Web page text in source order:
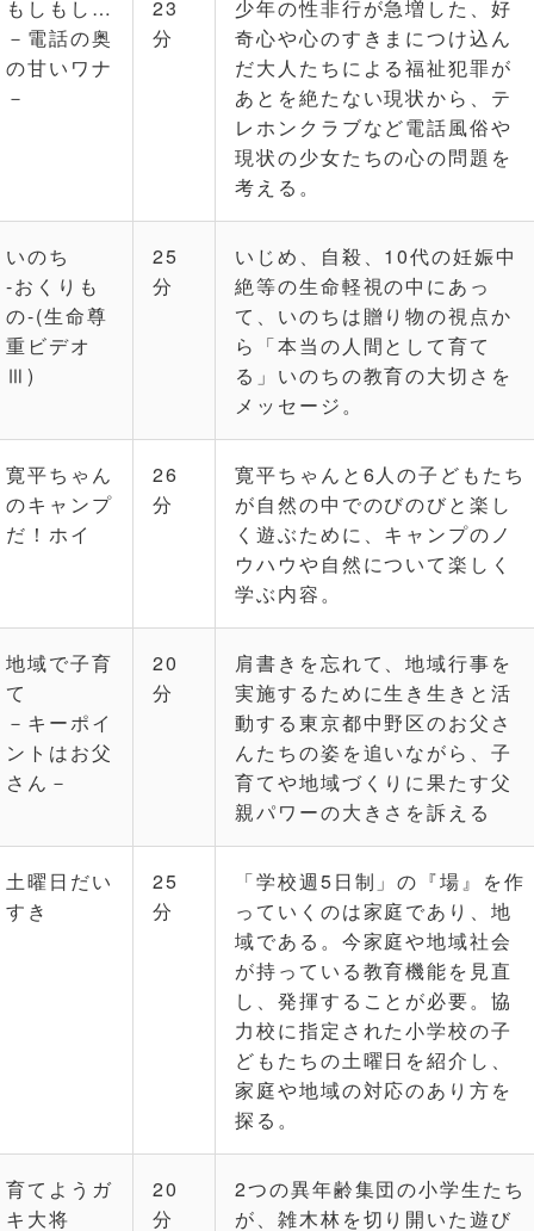
もしもし…
－電話の奥
の甘いワナ
－
23
分
少年の性非行が急増した、好
奇心や心のすきまにつけ込ん
だ大人たちによる福祉犯罪が
あとを絶たない現状から、テ
レホンクラブなど電話風俗や
現状の少女たちの心の問題を
考える。
いのち
-おくりも
の-(生命尊
重ビデオ
Ⅲ)
25
分
いじめ、自殺、10代の妊娠中
絶等の生命軽視の中にあっ
て、いのちは贈り物の視点か
ら「本当の人間として育て
る」いのちの教育の大切さを
メッセージ。
寛平ちゃん
のキャンプ
だ！ホイ
26
分
寛平ちゃんと6人の子どもたち
が自然の中でのびのびと楽し
く遊ぶために、キャンプのノ
ウハウや自然について楽しく
学ぶ内容。
地域で子育
て
－キーポイ
ントはお父
さん－
20
分
肩書きを忘れて、地域行事を
実施するために生き生きと活
動する東京都中野区のお父さ
んたちの姿を追いながら、子
育てや地域づくりに果たす父
親パワーの大きさを訴える
土曜日だい
すき
25
分
「学校週5日制」の『場』を作
っていくのは家庭であり、地
域である。今家庭や地域社会
が持っている教育機能を見直
し、発揮することが必要。協
力校に指定された小学校の子
どもたちの土曜日を紹介し、
家庭や地域の対応のあり方を
探る。
育てようガ
キ大将
20
分
2つの異年齢集団の小学生たち
が、雑木林を切り開いた遊び